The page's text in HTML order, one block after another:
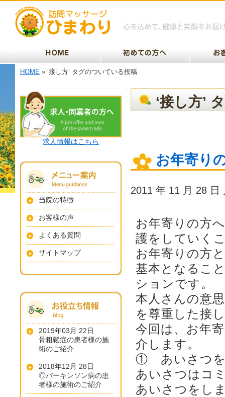
HOME » ‘接し方’ タグのついている投稿
‘接し方’
お年寄り
2011 年 11 月 28 日
お年寄りの方
護をしていく
お年寄りの方
基本となるこ
ションです。
本人さんの意
を尊重した接
今回は、お年
介します。
① あいさつ
あいさつはコ
あいさつをし
求人情報はこちら
当院の特徴
お客様の声
よくある質問
サイトマップ
2019年03月 22日
骨粗鬆症の患者様の施
術のご紹介
2018年12月 28日
◎パーキンソン病の患
者様の施術のご紹介